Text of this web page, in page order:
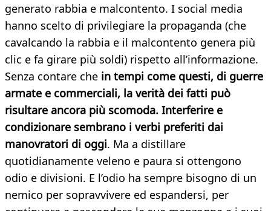
generato rabbia e malcontento. I social media
hanno scelto di privilegiare la propaganda (che
cavalcando la rabbia e il malcontento genera più
clic e fa girare più soldi) rispetto all’informazione.
Senza contare che in tempi come questi, di guerre
armate e commerciali, la verità dei fatti può
risultare ancora più scomoda. Interferire e
condizionare sembrano i verbi preferiti dai
manovratori di oggi. Ma a distillare
quotidianamente veleno e paura si ottengono
odio e divisioni. E l’odio ha sempre bisogno di un
nemico per sopravvivere ed espandersi, per